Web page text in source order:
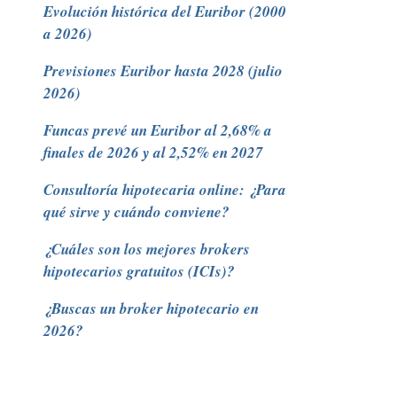
Evolución histórica del Euribor (2000
a 2026)
Previsiones Euribor hasta 2028 (julio
2026)
Funcas prevé un Euribor al 2,68% a
finales de 2026 y al 2,52% en 2027
Consultoría hipotecaria online: ¿Para
qué sirve y cuándo conviene?
¿Cuáles son los mejores brokers
hipotecarios gratuitos (ICIs)?
¿Buscas un broker hipotecario en
2026?